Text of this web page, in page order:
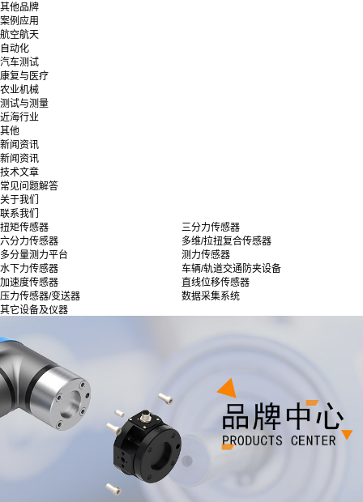
其他品牌
案例应用
航空航天
自动化
汽车测试
康复与医疗
农业机械
测试与测量
近海行业
其他
新闻资讯
新闻资讯
技术文章
常见问题解答
关于我们
联系我们
扭矩传感器
三分力传感器
六分力传感器
多维/拉扭复合传感器
多分量测力平台
测力传感器
水下力传感器
车辆/轨道交通防夹设备
加速度传感器
直线位移传感器
压力传感器/变送器
数据采集系统
其它设备及仪器